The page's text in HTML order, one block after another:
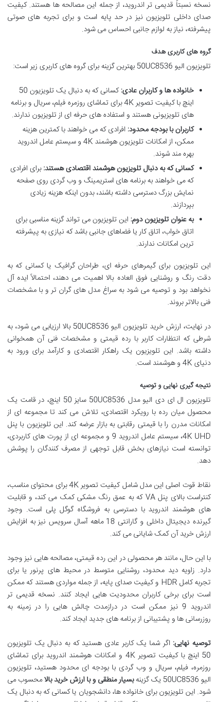
نسخه نسبتاً قدیمی تر اندروید، از جمله این مصالحه ها هستند. کیفیت
صدای داخلی تلویزیون نیز در حد پایه است و برای تجربه های صوتی
پیشرفته، نیاز به لوازم جانبی احساس می شود.
گروه های کاربری هدف
تلویزیون الیو 50UC8536 بهترین گزینه برای گروه های کاربری زیر است:
خانواده ها و کاربران عادی:
کسانی که به دنبال یک تلویزیون 50
اینچ با کیفیت تصویر 4K برای تماشای روزمره فیلم، سریال و برنامه
های تلویزیونی هستند و استفاده های حرفه ای از تلویزیون ندارند.
کاربران با بودجه محدود: افرادی که می خواهند با کمترین هزینه
ممکن، از امکانات تلویزیون هوشمند 4K و سیستم عامل اندروید
بهره مند شوند.
کسانی که به دنبال تلویزیون هوشمند اقتصادی هستند: برای افرادی
که می خواهند به برنامه های استریمینگ و وب گردی روی صفحه
نمایش بزرگ دسترسی داشته باشند، بدون اینکه هزینه زیادی
بپردازند.
به عنوان تلویزیون دوم: این تلویزیون می تواند گزینه مناسبی برای
اتاق خواب، اتاق کار یا فضاهای جانبی باشد که نیازی به پیشرفته
ترین امکانات ندارند.
این تلویزیون برای گیمرهای حرفه ای، طراحان گرافیک یا کسانی که به
دقت رنگ و روشنایی فوق العاده بالا اهمیت می دهند، احتمالاً ایده آل
نخواهد بود و توصیه می شود به سراغ مدل های گران تر و با مشخصات
فنی بالاتر بروند.
در نهایت، ارزش خرید تلویزیون الیو 50UC8536 بالا ارزیابی می شود، به
شرطی که انتظارات کاربر با رده قیمتی و مشخصات فنی آن همخوانی
داشته باشد. این تلویزیون یک راهکار اقتصادی و کارآمد برای ورود به
دنیای 4K و هوشمند است.
نتیجه گیری نهایی و توصیه
تلویزیون ال ای دی الیو مدل 50UC8536 سایز 50 اینچ، در قامت یک
محصول میان رده با رویکرد اقتصادی، تلاش می کند تا مجموعه ای از
امکانات مدرن را با قیمتی رقابتی به بازار عرضه کند. این تلویزیون با پنل
4K UHD، سیستم عامل اندروید 9 و مجموعه ای از پورت های کاربردی،
توانسته است نیازهای بخش قابل توجهی از مصرف کنندگان را پوشش
دهد.
نقاط قوت اصلی این مدل شامل کیفیت تصویر 4K برای محتوای مناسب،
کنتراست بالای پنل VA که به عمق رنگ مشکی کمک می کند، و قابلیت
های هوشمند اندروید با دسترسی به فروشگاه گوگل پلی است. وجود
گیرنده دیجیتال داخلی و گارانتی 18 ماهه آسال سرویس نیز به افزایش
ارزش خرید آن کمک شایانی می کند.
با این حال، مانند هر محصولی در این رده قیمتی، مصالحه هایی نیز وجود
دارد. زاویه دید محدود، روشنایی متوسط در محیط های پرنور یا برای
تجربه کامل HDR و کیفیت صدای پایه، از جمله مواردی هستند که ممکن
است برای برخی کاربران محدودیت هایی ایجاد کنند. نسخه قدیمی تر
اندروید 9 نیز ممکن است در درازمدت چالش هایی را در زمینه به
روزرسانی ها و پشتیبانی از برنامه های جدید ایجاد کند.
توصیه نهایی: اگر شما یک کاربر عادی هستید که به دنبال یک تلویزیون
50 اینچ با کیفیت تصویر 4K و امکانات هوشمند اندروید برای تماشای
روزمره، فیلم، سریال و وب گردی با بودجه ای محدود هستید، تلویزیون
الیو 50UC8536 یک گزینه
بسیار منطقی و با ارزش خرید بالامحسوب می
شود. این تلویزیون برای خانواده ها، دانشجویان یا کسانی که به دنبال یک